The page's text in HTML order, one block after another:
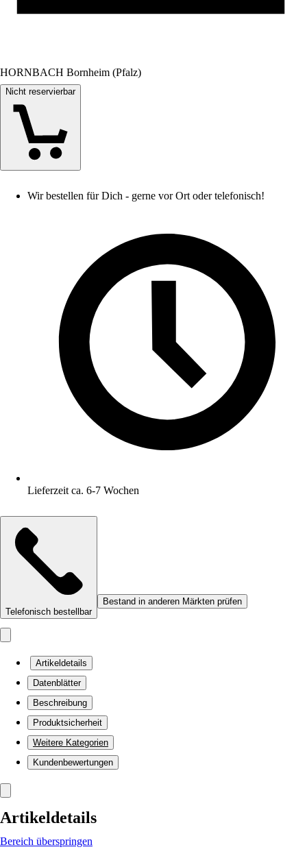
HORNBACH Bornheim (Pfalz)
Nicht reservierbar
Wir bestellen für Dich - gerne vor Ort oder telefonisch!
Lieferzeit ca. 6-7 Wochen
Telefonisch bestellbar
Bestand in anderen Märkten prüfen
Artikeldetails
Datenblätter
Beschreibung
Produktsicherheit
Weitere Kategorien
Kundenbewertungen
Artikeldetails
Bereich überspringen